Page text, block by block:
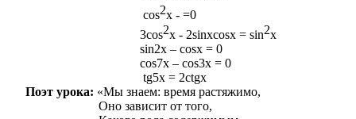
cos2x - =0
3cos2x - 2sinxcosx = sin2x
sin2x – cosx = 0
cos7x – cos3x = 0
tg5x = 2ctgx
Поэт урока: «Мы знаем: время растяжимо,
Оно зависит от того,